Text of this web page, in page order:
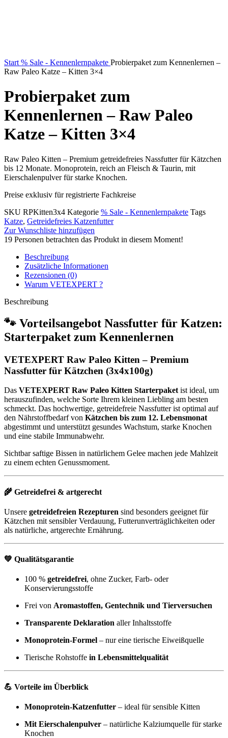
Start % Sale - Kennenlernpakete Probierpaket zum Kennenlernen –
Raw Paleo Katze – Kitten 3×4
Probierpaket zum
Kennenlernen – Raw Paleo
Katze – Kitten 3×4
Raw Paleo Kitten – Premium getreidefreies Nassfutter für Kätzchen
bis 12 Monate. Monoprotein, reich an Fleisch & Taurin, mit
Eierschalenpulver für starke Knochen.
Preise exklusiv für registrierte Fachkreise
SKU RPKitten3x4 Kategorie % Sale - Kennenlernpakete Tags
Katze, Getreidefreies Katzenfutter
Zur Wunschliste hinzufügen
19 Personen betrachten das Produkt in diesem Moment!
Beschreibung
Zusätzliche Informationen
Rezensionen (0)
Warum VETEXPERT ?
Beschreibung
🐾 Vorteilsangebot Nassfutter für Katzen:
Starterpaket zum Kennenlernen
VETEXPERT Raw Paleo Kitten – Premium
Nassfutter für Kätzchen (3x4x100g)
Das VETEXPERT Raw Paleo Kitten Starterpaketist ideal, um
herauszufinden, welche Sorte Ihrem kleinen Liebling am besten
schmeckt. Das hochwertige, getreidefreie Nassfutter ist optimal auf
den Nährstoffbedarf von Kätzchen bis zum 12. Lebensmonat
abgestimmt und unterstützt gesundes Wachstum, starke Knochen
und eine stabile Immunabwehr.
Sichtbar saftige Bissen in natürlichem Gelee machen jede Mahlzeit
zu einem echten Genussmoment.
🌾 Getreidefrei & artgerecht
Unsere getreidefreien Rezepturen sind besonders geeignet für
Kätzchen mit sensibler Verdauung, Futterunverträglichkeiten oder
als natürliche, artgerechte Ernährung.
💚 Qualitätsgarantie
100 % getreidefrei, ohne Zucker, Farb- oder
Konservierungsstoffe
Frei von Aromastoffen, Gentechnik und Tierversuchen
Transparente Deklaration aller Inhaltsstoffe
Monoprotein-Formel – nur eine tierische Eiweißquelle
Tierische Rohstoffe in Lebensmittelqualität
💪 Vorteile im Überblick
Monoprotein-Katzenfutter – ideal für sensible Kitten
Mit Eierschalenpulver – natürliche Kalziumquelle für starke
Knochen